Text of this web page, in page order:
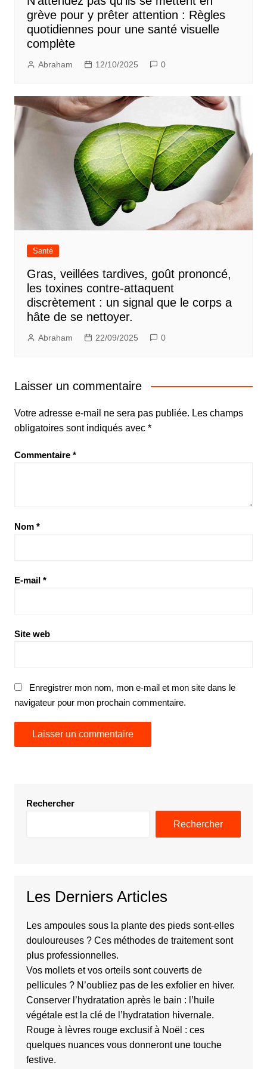
grève pour y prêter attention : Règles
quotidiennes pour une santé visuelle
complète
Abraham 12/10/2025 0
Santé
Gras, veillées tardives, goût prononcé,
les toxines contre-attaquent
discrètement : un signal que le corps a
hâte de se nettoyer.
Abraham 22/09/2025 0
Laisser un commentaire
Votre adresse e-mail ne sera pas publiée. Les champs
obligatoires sont indiqués avec *
Commentaire *
Nom *
E-mail *
Site web
Enregistrer mon nom, mon e-mail et mon site dans le
navigateur pour mon prochain commentaire.
Rechercher
Rechercher
Les Derniers Articles
Les ampoules sous la plante des pieds sont-elles
douloureuses ? Ces méthodes de traitement sont
plus professionnelles.
Vos mollets et vos orteils sont couverts de
pellicules ? N’oubliez pas de les exfolier en hiver.
Conserver l’hydratation après le bain : l’huile
végétale est la clé de l’hydratation hivernale.
Rouge à lèvres rouge exclusif à Noël : ces
quelques nuances vous donneront une touche
festive.